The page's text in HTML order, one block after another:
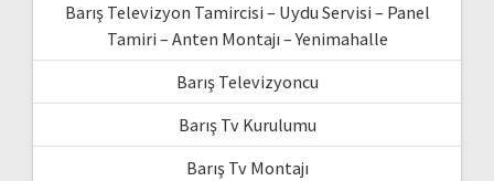
Barış Televizyon Tamircisi – Uydu Servisi – Panel
Tamiri – Anten Montajı – Yenimahalle
Barış Televizyoncu
Barış Tv Kurulumu
Barış Tv Montajı